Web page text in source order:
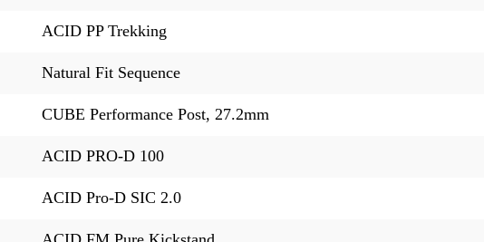
ACID PP Trekking
Natural Fit Sequence
CUBE Performance Post, 27.2mm
ACID PRO-D 100
ACID Pro-D SIC 2.0